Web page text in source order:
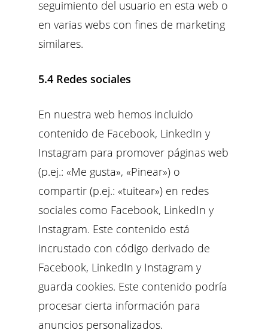
seguimiento del usuario en esta web o
en varias webs con fines de marketing
similares.
5.4 Redes sociales
En nuestra web hemos incluido
contenido de Facebook, LinkedIn y
Instagram para promover páginas web
(p.ej.: «Me gusta», «Pinear») o
compartir (p.ej.: «tuitear») en redes
sociales como Facebook, LinkedIn y
Instagram. Este contenido está
incrustado con código derivado de
Facebook, LinkedIn y Instagram y
guarda cookies. Este contenido podría
procesar cierta información para
anuncios personalizados.